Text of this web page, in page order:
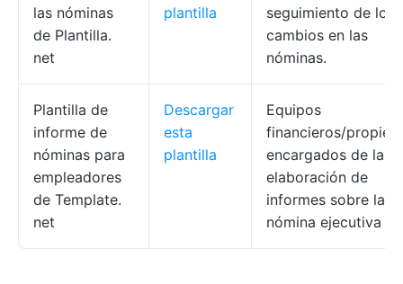
las nóminas
de Plantilla.
net
plantilla
seguimiento de los
cambios en las
nóminas.
Plantilla de
informe de
nóminas para
empleadores
de Template.
net
Descargar
esta
plantilla
Equipos
financieros/
encargados de la
elaboración de
informes sobre la
nómina ejecutiva